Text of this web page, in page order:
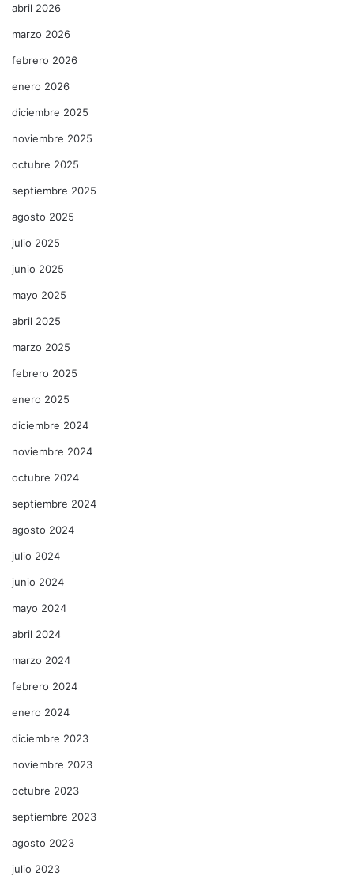
abril 2026
marzo 2026
febrero 2026
enero 2026
diciembre 2025
noviembre 2025
octubre 2025
septiembre 2025
agosto 2025
julio 2025
junio 2025
mayo 2025
abril 2025
marzo 2025
febrero 2025
enero 2025
diciembre 2024
noviembre 2024
octubre 2024
septiembre 2024
agosto 2024
julio 2024
junio 2024
mayo 2024
abril 2024
marzo 2024
febrero 2024
enero 2024
diciembre 2023
noviembre 2023
octubre 2023
septiembre 2023
agosto 2023
julio 2023